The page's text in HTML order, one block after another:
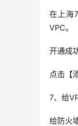
在上海
VPC。
开通成
点击【
7、给
给防火